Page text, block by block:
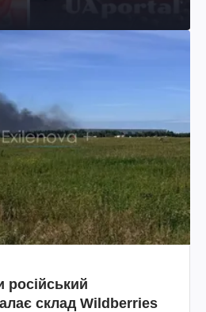
російський
склад Wildberries